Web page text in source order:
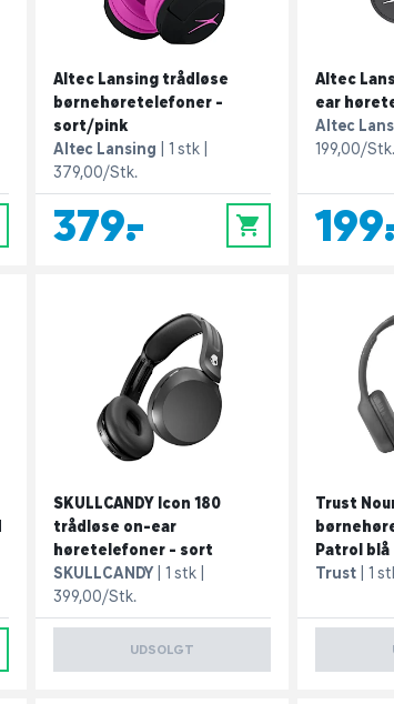
Altec Lansing trådløse
børnehøretelefoner -
sort/pink
Altec Lansing
1 stk
379,00/Stk.
379,- 0
Altec
ear
Altec
199,00/Stk.
SKULLCANDY Icon 180
trådløse on-ear
høretelefoner - sort
SKULLCANDY
1 stk
399,00/Stk.
UDSOLGT
Trust
Patrol blå
Trust
1